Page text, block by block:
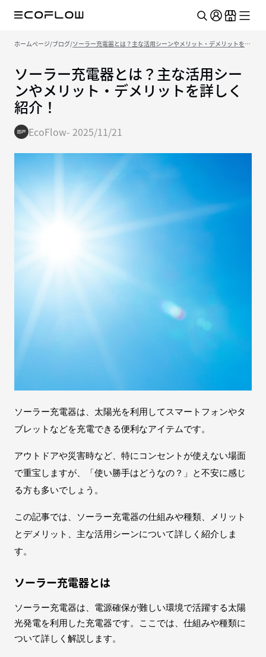
ホームページ/ブログ/ソーラー充電器とは？主な活用シーンやメリット・デメリットを詳
ソーラー充電器とは？主な活用シー
ンやメリット・デメリットを詳しく
紹介！
EcoFlow- 2025/11/21
ソーラー充電器は、太陽光を利用してスマートフォンやタ
ブレットなどを充電できる便利なアイテムです。
アウトドアや災害時など、特にコンセントが使えない場面
で重宝しますが、「使い勝手はどうなの？」と不安に感じ
る方も多いでしょう。
この記事では、ソーラー充電器の仕組みや種類、メリット
とデメリット、主な活用シーンについて詳しく紹介しま
す。
ソーラー充電器とは
ソーラー充電器は、電源確保が難しい環境で活躍する太陽
光発電を利用した充電器です。ここでは、仕組みや種類に
ついて詳しく解説します。